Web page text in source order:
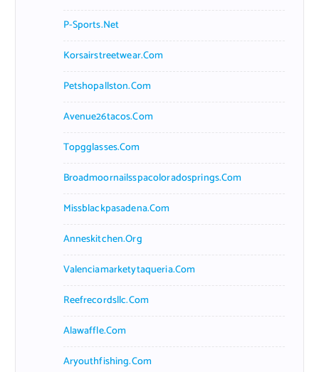
P-Sports.net
Korsairstreetwear.com
Petshopallston.com
Avenue26tacos.com
Topgglasses.com
Broadmoornailsspacoloradosprings.com
Missblackpasadena.com
Anneskitchen.org
Valenciamarketytaqueria.com
Reefrecordsllc.com
Alawaffle.com
Aryouthfishing.com